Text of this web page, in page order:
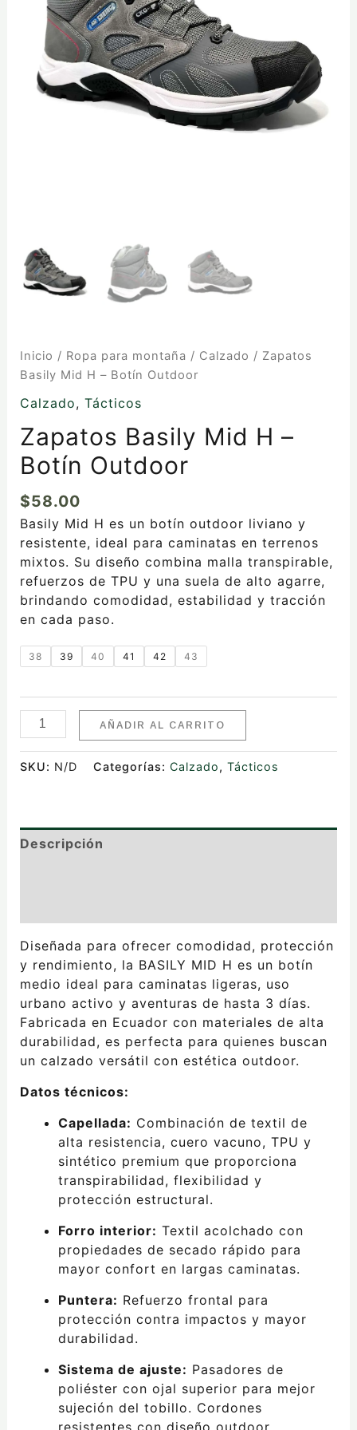
Inicio / Ropa para montaña / Calzado / Zapatos
Basily Mid H – Botín Outdoor
Calzado, Tácticos
Zapatos Basily Mid H –
Botín Outdoor
$58.00
Basily Mid H es un botín outdoor liviano y
resistente, ideal para caminatas en terrenos
mixtos. Su diseño combina malla transpirable,
refuerzos de TPU y una suela de alto agarre,
brindando comodidad, estabilidad y tracción
en cada paso.
38 39 40 41 42 43
AÑADIR AL CARRITO
SKU: N/D Categorías: Calzado, Tácticos
Descripción
Diseñada para ofrecer comodidad, protección
y rendimiento, la BASILY MID H es un botín
medio ideal para caminatas ligeras, uso
urbano activo y aventuras de hasta 3 días.
Fabricada en Ecuador con materiales de alta
durabilidad, es perfecta para quienes buscan
un calzado versátil con estética outdoor.
Datos técnicos:
Capellada: Combinación de textil de
alta resistencia, cuero vacuno, TPU y
sintético premium que proporciona
transpirabilidad, flexibilidad y
protección estructural.
Forro interior: Textil acolchado con
propiedades de secado rápido para
mayor confort en largas caminatas.
Puntera: Refuerzo frontal para
protección contra impactos y mayor
durabilidad.
Sistema de ajuste: Pasadores de
poliéster con ojal superior para mejor
sujeción del tobillo. Cordones
resistentes con diseño outdoor.